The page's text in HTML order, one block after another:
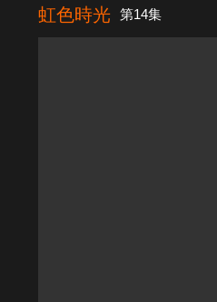
虹色時光 第14集